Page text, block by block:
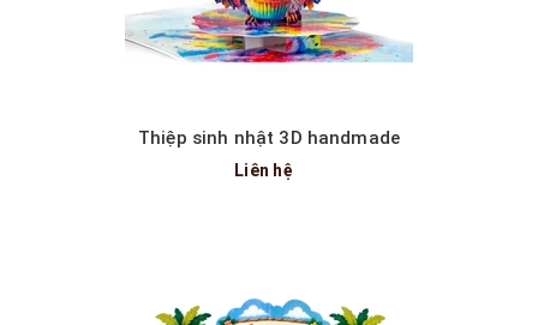
Thiệp sinh nhật 3D handmade
Liên hệ